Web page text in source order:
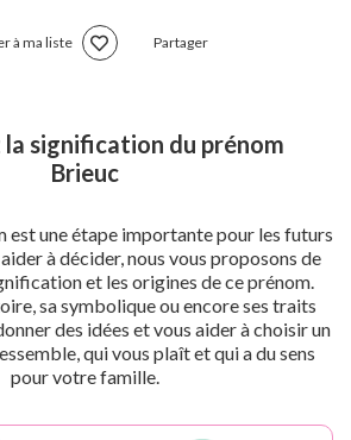
à ma liste Partager
la signification du prénom
Brieuc
est une étape importante pour les futurs
à décider, nous vous proposons de
et les origines de ce prénom.
sa symbolique ou encore ses traits
des idées et vous aider à choisir un
qui vous plaît et qui a du sens
pour votre famille.